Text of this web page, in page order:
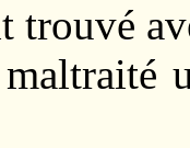
trouvé